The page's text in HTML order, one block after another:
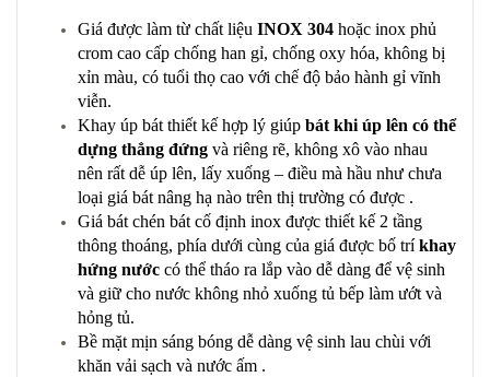
Giá được làm từ chất liệu INOX 304 hoặc inox phủ
crom cao cấp chống han gỉ, chống oxy hóa, không bị
xỉn màu, có tuổi thọ cao với chế độ bảo hành gỉ vĩnh
viễn.
Khay úp bát thiết kế hợp lý giúp bát khi úp lên có thể
dựng thẳng đứng và riêng rẽ, không xô vào nhau
nên rất dễ úp lên, lấy xuống – điều mà hầu như chưa
loại giá bát nâng hạ nào trên thị trường có được .
Giá bát chén bát cố định inox được thiết kế 2 tầng
thông thoáng, phía dưới cùng của giá được bố tríkhay
hứng nước có thể tháo ra lắp vào dễ dàng để vệ sinh
và giữ cho nước không nhỏ xuống tủ bếp làm ướt và
hỏng tủ.
Bề mặt mịn sáng bóng dễ dàng vệ sinh lau chùi với
khăn vải sạch và nước ấm .